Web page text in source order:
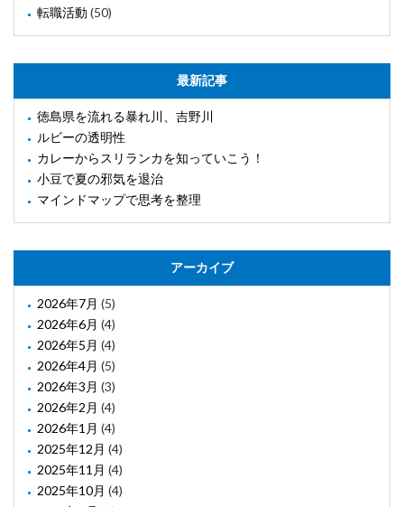
転職活動 (50)
最新記事
徳島県を流れる暴れ川、吉野川
ルビーの透明性
カレーからスリランカを知っていこう！
小豆で夏の邪気を退治
マインドマップで思考を整理
アーカイブ
2026年7月 (5)
2026年6月 (4)
2026年5月 (4)
2026年4月 (5)
2026年3月 (3)
2026年2月 (4)
2026年1月 (4)
2025年12月 (4)
2025年11月 (4)
2025年10月 (4)